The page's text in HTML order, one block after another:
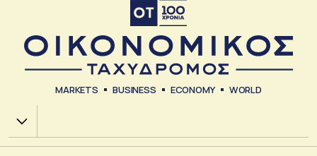
MARKETS BUSINESS ECONOMY WORLD
Χ.Α.